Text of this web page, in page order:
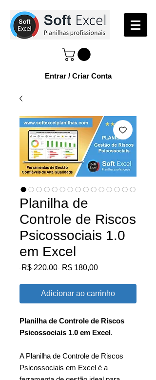
Entrar / Criar Conta
Planilha de
Controle de Riscos
Psicossociais 1.0
em Excel
R$ 220,00 Preço
R$ 180,00Preço
Adicionar ao carrinho
Planilha de Controle de Riscos
Psicossociais 1.0 em Excel.
A Planilha de Controle de Riscos
Psicossociais em Excel é a